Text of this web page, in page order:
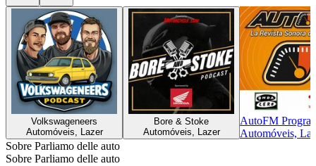
Volkswageneers
Automóveis, Lazer
Bore & Stoke
Automóveis, Lazer
AutoFM
Automóveis,
Sobre Parliamo delle auto
Sobre Parliamo delle auto